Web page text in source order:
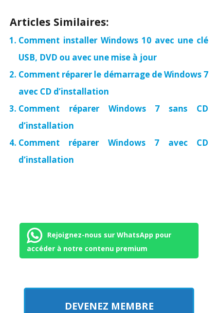
Articles Similaires:
Comment installer Windows 10 avec une clé
USB, DVD ou avec une mise à jour
Comment réparer le démarrage de Windows 7
avec CD d’installation
Comment réparer Windows 7 sans CD
d’installation
Comment réparer Windows 7 avec CD
d’installation
Rejoignez-nous sur WhatsApp pour
accéder à notre contenu premium
DEVENEZ MEMBRE